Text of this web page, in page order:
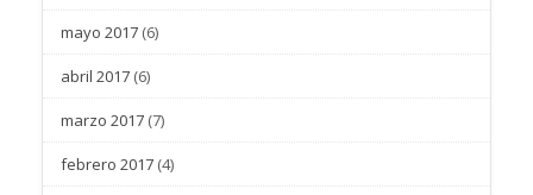
mayo 2017 (6)
abril 2017 (6)
marzo 2017 (7)
febrero 2017 (4)